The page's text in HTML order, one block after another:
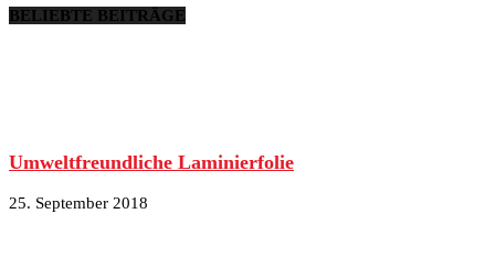
BELIEBTE BEITRÄGE
Umweltfreundliche Laminierfolie
25. September 2018